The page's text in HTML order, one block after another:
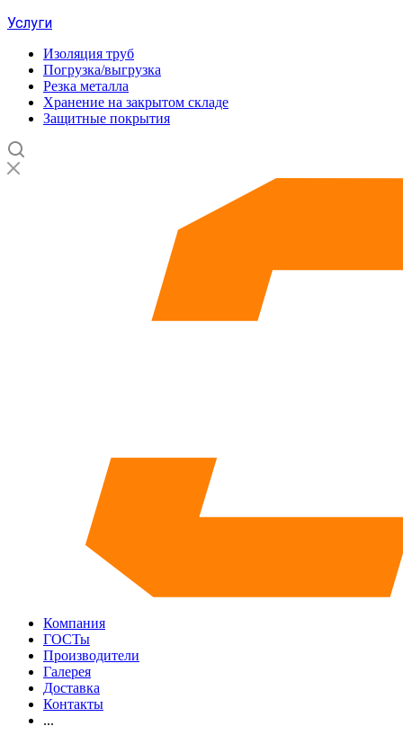
Услуги
Изоляция труб
Погрузка/выгрузка
Резка металла
Хранение на закрытом складе
Защитные покрытия
Компания
ГОСТы
Производители
Галерея
Доставка
Контакты
...